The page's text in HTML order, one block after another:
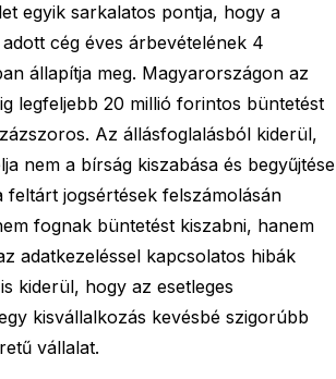
egyik sarkalatos pontja, hogy a
cég éves árbevételének 4
állapítja meg. Magyarországon az
legfeljebb 20 millió forintos büntetést
Az állásfoglalásból kiderül,
nem a bírság kiszabása és begyűjtése
feltárt jogsértések felszámolásán
fognak büntetést kiszabni, hanem
adatkezeléssel kapcsolatos hibák
kiderül, hogy az esetleges
kisvállalkozás kevésbé szigorúbb
vállalat.